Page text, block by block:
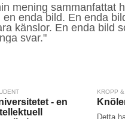
mening sammanfattat
enda bild. En enda
känslor. En enda bild
svar."
- en
KROPP
Detta